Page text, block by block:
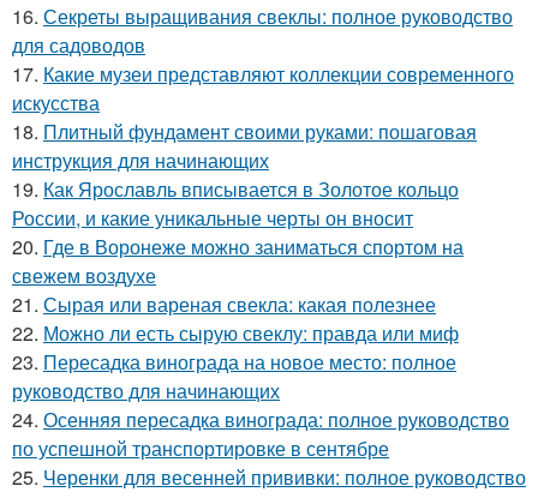
16. Секреты выращивания свеклы: полное руководство
для садоводов
17. Какие музеи представляют коллекции современного
искусства
18. Плитный фундамент своими руками: пошаговая
инструкция для начинающих
19. Как Ярославль вписывается в Золотое кольцо
России, и какие уникальные черты он вносит
20. Где в Воронеже можно заниматься спортом на
свежем воздухе
21. Сырая или вареная свекла: какая полезнее
22. Можно ли есть сырую свеклу: правда или миф
23. Пересадка винограда на новое место: полное
руководство для начинающих
24. Осенняя пересадка винограда: полное руководство
по успешной транспортировке в сентябре
25. Черенки для весенней прививки: полное руководство